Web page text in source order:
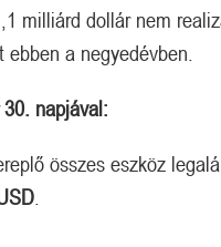
milliárd dollár nem
a negyedévben.
napjával:
összes eszköz